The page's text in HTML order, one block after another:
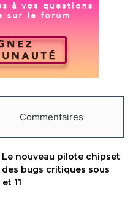
Copy URL
Commentaires
Le nouveau pilote chipset
bugs critiques sous
11